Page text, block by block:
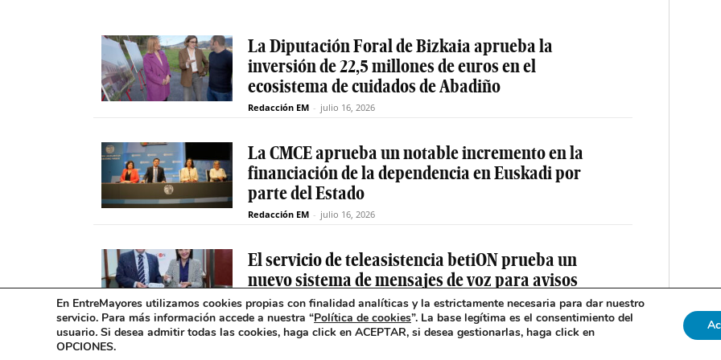
La Diputación Foral de Bizkaia aprueba la
inversión de 22,5 millones de euros en el
ecosistema de cuidados de Abadiño
Redacción EM - julio 16, 2026
La CMCE aprueba un notable incremento en la
financiación de la dependencia en Euskadi por
parte del Estado
Redacción EM - julio 16, 2026
El servicio de teleasistencia betiON prueba un
nuevo sistema de mensajes de voz para avisos
excepcionales
Redacción EM - julio 15, 2026
En EntreMayores utilizamos cookies propias con finalidad analíticas y la estrictamente necesaria para dar nuestro
servicio. Para más información accede a nuestra “Política de cookies”. La base legítima es el consentimiento del
usuario. Si desea admitir todas las cookies, haga click en ACEPTAR, si desea gestionarlas, haga click en
OPCIONES.